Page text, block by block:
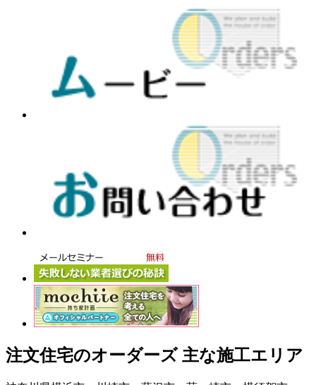
注文住宅のオーダーズ 主な施工エリア